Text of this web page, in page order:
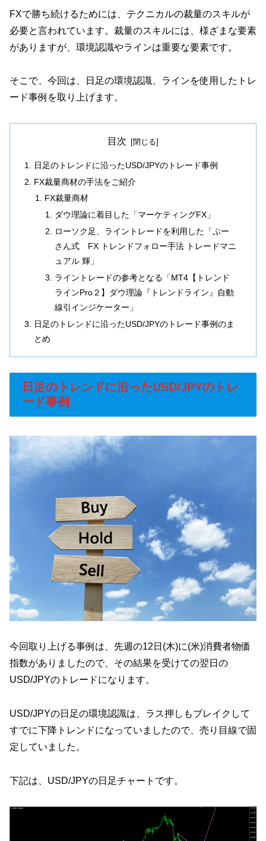
FXで勝ち続けるためには、テクニカルの裁量のスキルが
必要と言われています。裁量のスキルには、様ざまな要素
がありますが、環境認識やラインは重要な要素です。
そこで、今回は、日足の環境認識、ラインを使用したトレ
ード事例を取り上げます。
目次
日足のトレンドに沿ったUSD/JPYのトレード事例
FX裁量商材の手法をご紹介
FX裁量商材
ダウ理論に着目した「マーケティングFX」
ローソク足、ライントレードを利用した「ぷー
さん式 FX トレンドフォロー手法 トレードマニ
ュアル 輝」
ライントレードの参考となる「MT4【トレンド
ラインPro２】ダウ理論『トレンドライン』自動
線引インジケーター」
日足のトレンドに沿ったUSD/JPYのトレード事例のま
とめ
日足のトレンドに沿ったUSD/JPYのトレ
ード事例
今回取り上げる事例は、先週の12日(木)に(米)消費者物価
指数がありましたので、その結果を受けての翌日の
USD/JPYのトレードになります。
USD/JPYの日足の環境認識は、ラス押しもブレイクして
すでに下降トレンドになっていましたので、売り目線で固
定していました。
下記は、USD/JPYの日足チャートです。